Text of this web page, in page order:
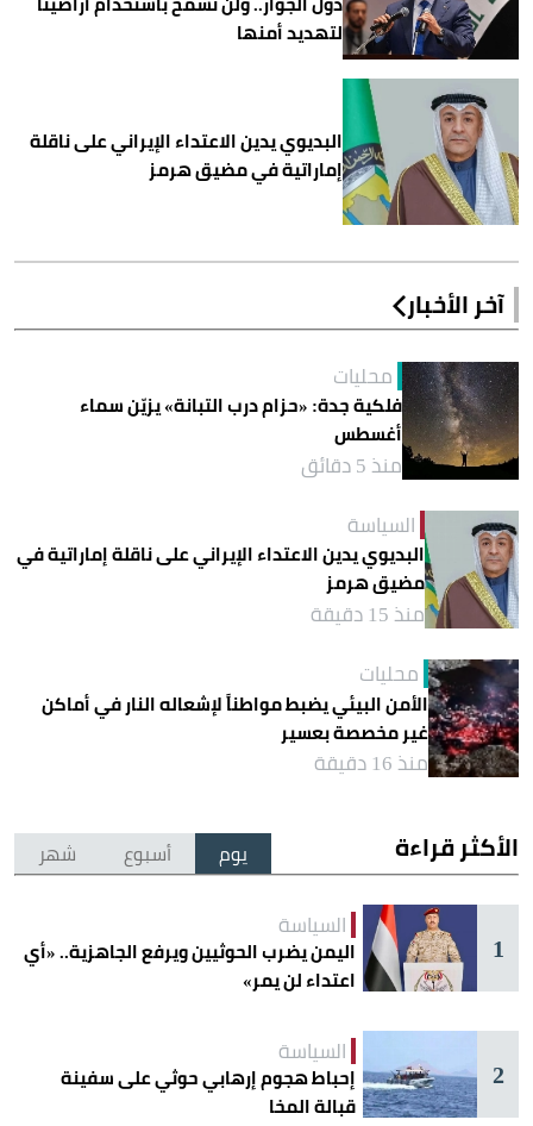
لتهديد أمنها
البديوي يدين الاعتداء الإيراني على ناقلة
إماراتية في مضيق هرمز
آخر الأخبار
محليات
فلكية جدة: «حزام درب التبانة» يزيّن سماء
أغسطس
منذ 5 دقائق
السياسة
البديوي يدين الاعتداء الإيراني على ناقلة إماراتية في
مضيق هرمز
منذ 15 دقيقة
محليات
الأمن البيئي يضبط مواطناً لإشعاله النار في أماكن
غير مخصصة بعسير
منذ 16 دقيقة
الأكثر قراءة يوم أسبوع شهر
1
السياسة
اليمن يضرب الحوثيين ويرفع الجاهزية.. «أي
اعتداء لن يمر»
2
السياسة
إحباط هجوم إرهابي حوثي على سفينة
قبالة المخا